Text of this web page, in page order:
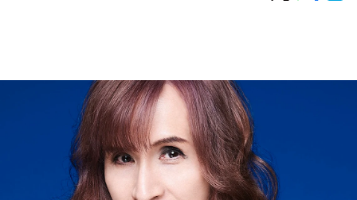
トピックス
TBS Podcast
お知らせ
イベント・グッズ
YouTube
会社情報